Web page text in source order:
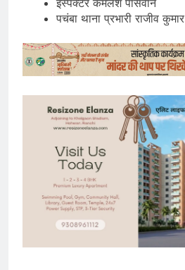
पचंबा थाना प्रभारी राजीव कुमार